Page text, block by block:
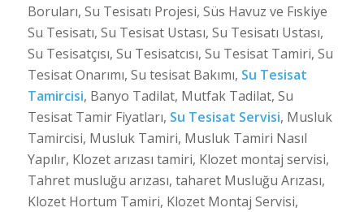
Boruları, Su Tesisatı Projesi, Süs Havuz ve Fıskiye
Su Tesisatı, Su Tesisat Ustası, Su Tesisatı Ustası,
Su Tesisatçısı, Su Tesisatcısı, Su Tesisat Tamiri, Su
Tesisat Onarımı, Su tesisat Bakımı, Su Tesisat
Tamircisi, Banyo Tadilat, Mutfak Tadilat, Su
Tesisat Tamir Fiyatları, Su Tesisat Servisi, Musluk
Tamircisi, Musluk Tamiri, Musluk Tamiri Nasıl
Yapılır, Klozet arızası tamiri, Klozet montaj servisi,
Tahret musluğu arızası, taharet Musluğu Arızası,
Klozet Hortum Tamiri, Klozet Montaj Servisi,